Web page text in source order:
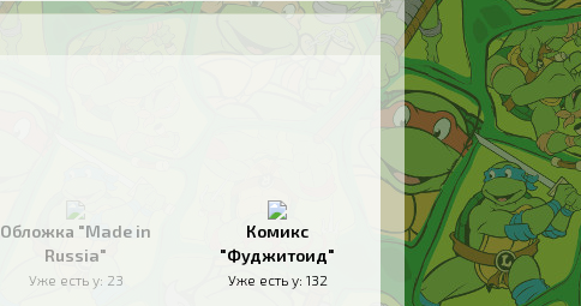
Обложка "Made in
Russia"
Уже есть у: 23
Комикс
"Фуджитоид"
Уже есть у: 132